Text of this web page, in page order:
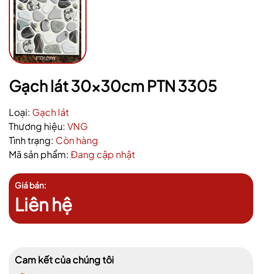
Gạch lát 30x30cm PTN 3305
Loại: Gạch lát
Thương hiệu: VNG
Tình trạng: Còn hàng
Mã sản phẩm: Đang cập nhật
Giá bán:
Liên hệ
Cam kết của chúng tôi